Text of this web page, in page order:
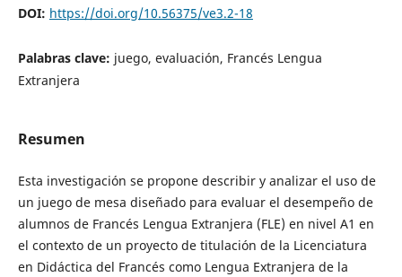
DOI: https://doi.org/10.56375/ve3.2-18
Palabras clave: juego, evaluación, Francés Lengua
Extranjera
Resumen
Esta investigación se propone describir y analizar el uso de
un juego de mesa diseñado para evaluar el desempeño de
alumnos de Francés Lengua Extranjera (FLE) en nivel A1 en
el contexto de un proyecto de titulación de la Licenciatura
en Didáctica del Francés como Lengua Extranjera de la